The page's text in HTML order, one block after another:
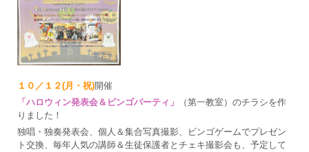
１０／１２(月・祝)開催
「ハロウィン発表会＆ビンゴパーティ」
（第一教室）のチラシを作
りました！
独唱・独奏発表会、個人＆集合写真撮影、ビンゴゲームでプレゼン
ト交換、毎年人気の講師＆生徒保護者とチェキ撮影会も、予定して